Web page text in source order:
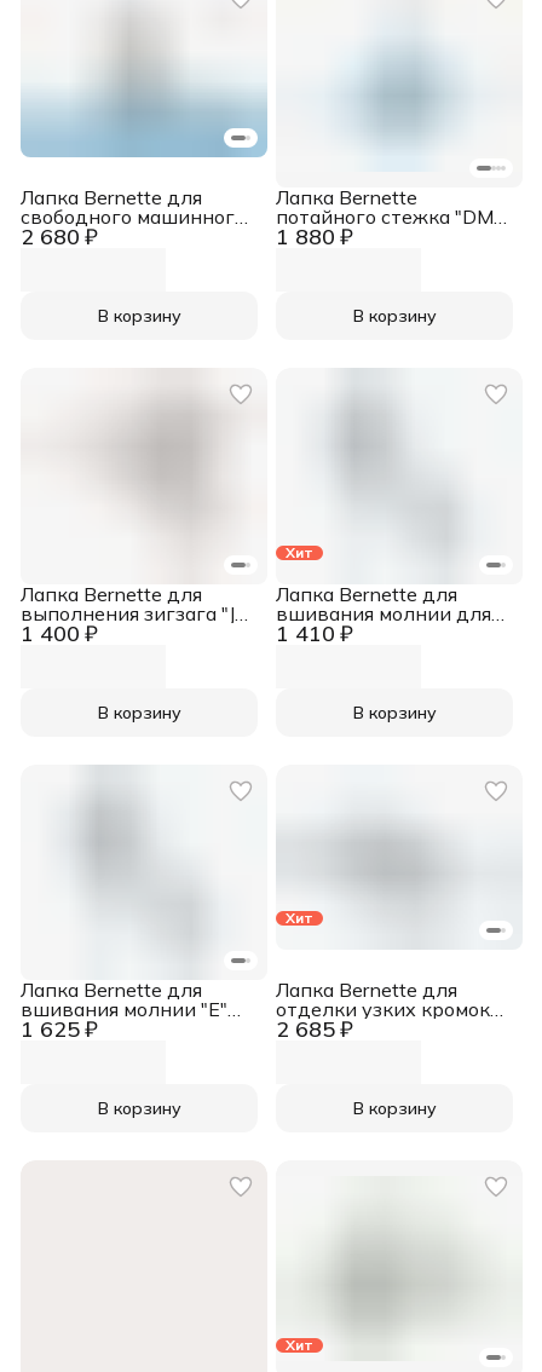
2 680 ₽
Лапка Bernette для
свободного машинного
вышивания "RX"
В корзину
1 880 ₽
Лапка Bernette
потайного стежка "DM"
Dual Transport для b77 и
В корзину
1 400 ₽
Лапка Bernette для
выполнения зигзага "JA"
универсальная
В корзину
Хит
1 410 ₽
Лапка Bernette для
вшивания молнии для
b33 и b35
В корзину
1 625 ₽
Лапка Bernette для
вшивания молнии "E"
для b37 и b38
В корзину
Хит
2 685 ₽
Лапка Bernette для
отделки узких кромок
"S" для b37 и b38
В корзину
Хит